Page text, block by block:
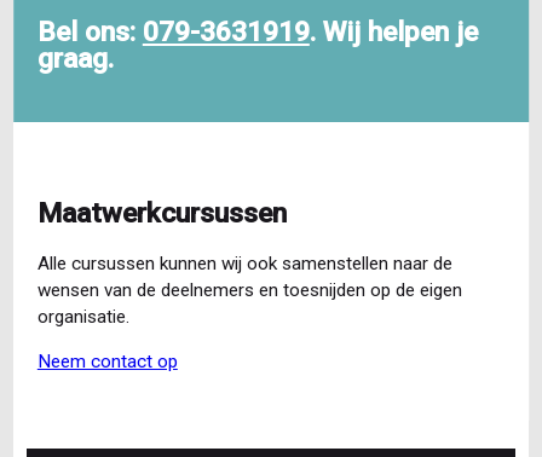
Bel ons: 079-3631919. Wij helpen je
graag.
Maatwerkcursussen
Alle cursussen kunnen wij ook samenstellen naar de
wensen van de deelnemers en toesnijden op de eigen
organisatie.
Neem contact op